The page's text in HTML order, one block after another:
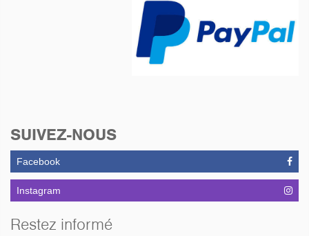
SUIVEZ-NOUS
Facebook
Instagram
Restez informé